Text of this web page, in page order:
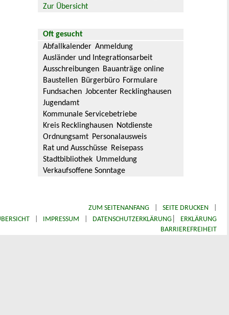
Zur Übersicht
Oft gesucht
Abfallkalender Anmeldung
Ausländer und Integrationsarbeit
Ausschreibungen Bauanträge online
Baustellen Bürgerbüro Formulare
Fundsachen Jobcenter Recklinghausen
Jugendamt
Kommunale Servicebetriebe
Kreis Recklinghausen Notdienste
Ordnungsamt Personalausweis
Rat und Ausschüsse Reisepass
Stadtbibliothek Ummeldung
Verkaufsoffene Sonntage
ZUM SEITENANFANG SEITE DRUCKEN
IMPRESSUM DATENSCHUTZERKLÄRUNG|
ERKLÄRUNG
BARRIEREFREIHEIT